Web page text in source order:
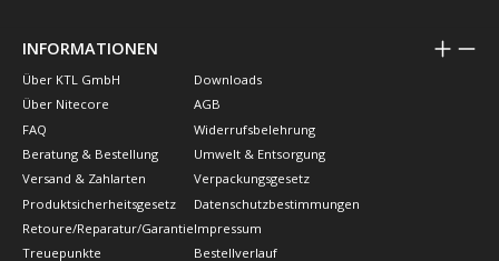
INFORMATIONEN
Über KTL GmbH
Über Nitecore
FAQ
Beratung & Bestellung
Versand & Zahlarten
Produktsicherheitsgesetz
Retoure/Reparatur/Garantie
Treuepunkte
Downloads
AGB
Widerrufsbelehrung
Umwelt & Entsorgung
Verpackungsgesetz
Datenschutzbestimmungen
Impressum
Bestellverlauf